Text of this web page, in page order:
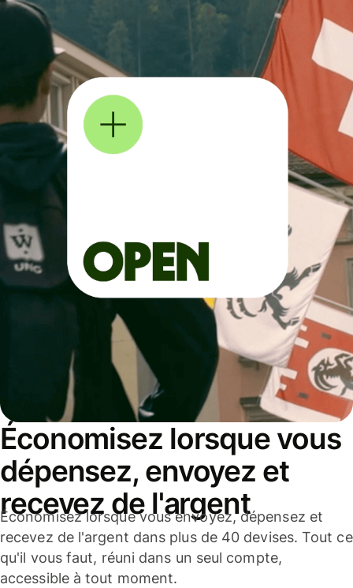
Économisez lorsque vous
dépensez, envoyez et
recevez de l'argent
Économisez lorsque vous envoyez, dépensez et
recevez de l'argent dans plus de 40 devises. Tout ce
qu'il vous faut, réuni dans un seul compte,
accessible à tout moment.